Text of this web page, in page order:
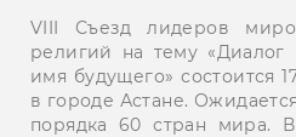
VIII Съезд лидеров
религий на тему «Диалог
имя будущего» состоится
в городе Астане.
порядка 60 стран мира.